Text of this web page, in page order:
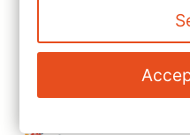
2017
Recenzie